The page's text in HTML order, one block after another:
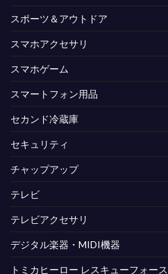
スポーツ＆アウトドア
スマホアクセサリ
スマホゲーム
スマートフォン用品
セカンド冷蔵庫
セキュリティ
チャップアップ
テレビ
テレビアクセサリ
デジタル楽器・MIDI機器
トミカヒーロー レスキューフォース